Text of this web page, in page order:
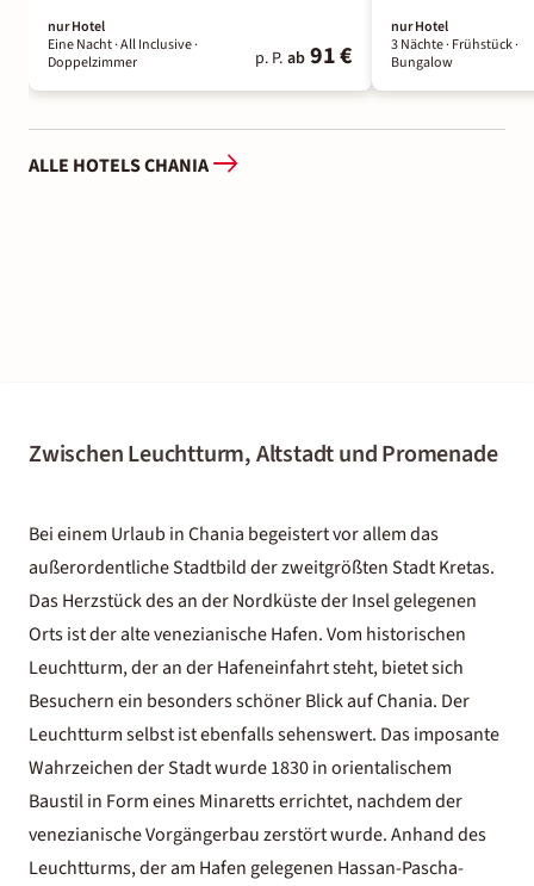
nur Hotel
Eine Nacht· All Inclusive·
Doppelzimmer
p. P. ab 91 €
nur Hotel
3 Nächte· Frühstück·
Bungalow
ALLE HOTELS CHANIA
Zwischen Leuchtturm, Altstadt und Promenade
Bei einem Urlaub in Chania begeistert vor allem das
außerordentliche Stadtbild der zweitgrößten Stadt Kretas.
Das Herzstück des an der Nordküste der Insel gelegenen
Orts ist der alte venezianische Hafen. Vom historischen
Leuchtturm, der an der Hafeneinfahrt steht, bietet sich
Besuchern ein besonders schöner Blick auf Chania. Der
Leuchtturm selbst ist ebenfalls sehenswert. Das imposante
Wahrzeichen der Stadt wurde 1830 in orientalischem
Baustil in Form eines Minaretts errichtet, nachdem der
venezianische Vorgängerbau zerstört wurde. Anhand des
Leuchtturms, der am Hafen gelegenen Hassan-Pascha-